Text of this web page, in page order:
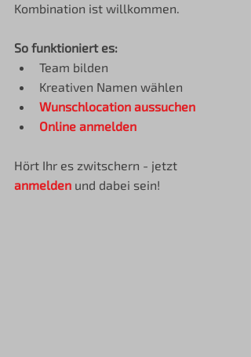
Kombination ist willkommen.
So funktioniert es:
Team bilden
Kreativen Namen wählen
Wunschlocation aussuchen
Online anmelden
Hört Ihr es zwitschern - jetzt
anmelden und dabei sein!